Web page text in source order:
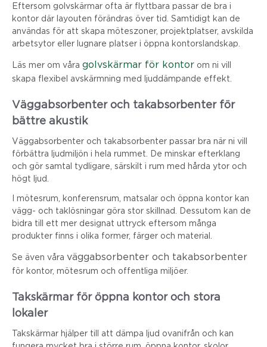
Eftersom golvskärmar ofta är flyttbara passar de bra i
kontor där layouten förändras över tid. Samtidigt kan de
användas för att skapa möteszoner, projektplatser, avskilda
arbetsytor eller lugnare platser i öppna kontorslandskap.
Läs mer om våra golvskärmar för kontor om ni vill
skapa flexibel avskärmning med ljuddämpande effekt.
Väggabsorbenter och takabsorbenter för
bättre akustik
Väggabsorbenter och takabsorbenter passar bra när ni vill
förbättra ljudmiljön i hela rummet. De minskar efterklang
och gör samtal tydligare, särskilt i rum med hårda ytor och
högt ljud.
I mötesrum, konferensrum, matsalar och öppna kontor kan
vägg- och taklösningar göra stor skillnad. Dessutom kan de
bidra till ett mer designat uttryck eftersom många
produkter finns i olika former, färger och material.
Se även våra väggabsorbenter och takabsorbenter
för kontor, mötesrum och offentliga miljöer.
Takskärmar för öppna kontor och stora
lokaler
Takskärmar hjälper till att dämpa ljud ovanifrån och kan